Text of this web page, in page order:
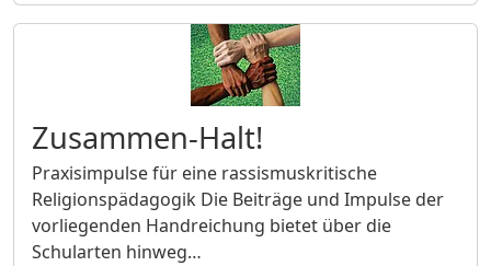
Zusammen-Halt!
Praxisimpulse für eine rassismuskritische
Religionspädagogik Die Beiträge und Impulse der
vorliegenden Handreichung bietet über die
Schularten hinweg…